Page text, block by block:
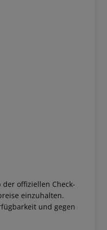
offiziellen Check-
einzuhalten.
und gegen